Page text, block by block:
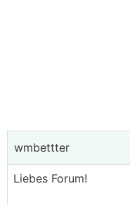
wmbettter
Liebes Forum!